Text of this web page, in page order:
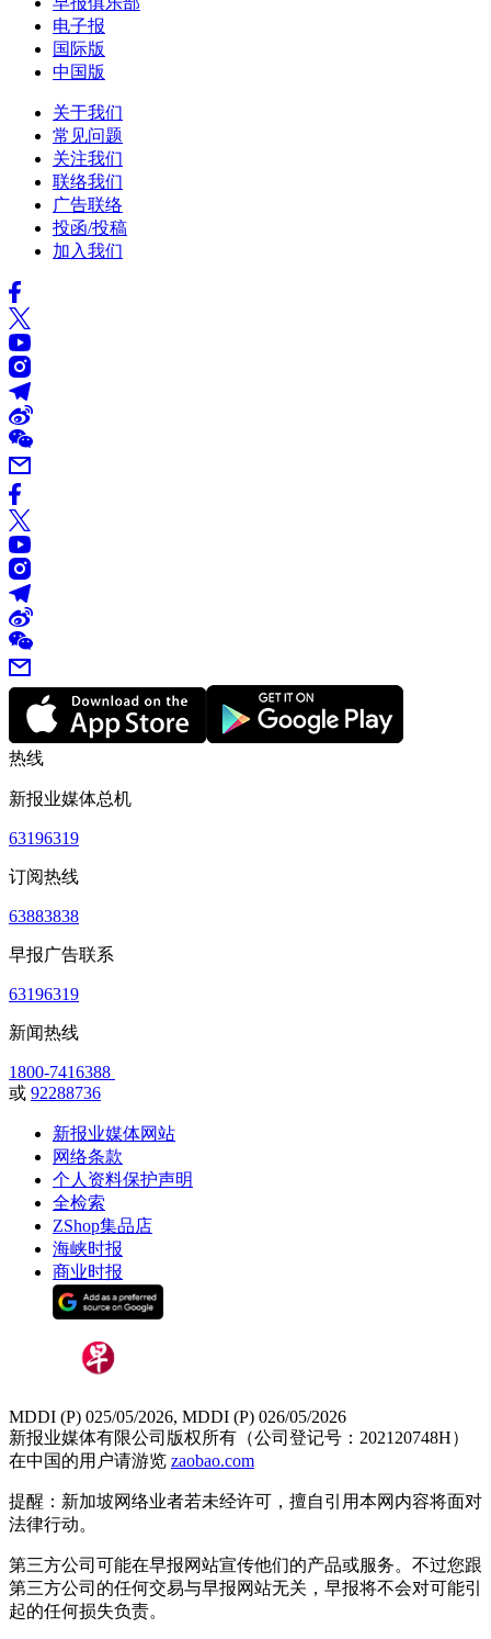
电子报
国际版
中国版
关于我们
常见问题
关注我们
联络我们
广告联络
投函/投稿
加入我们
热线
新报业媒体总机
63196319
订阅热线
63883838
早报广告联系
63196319
新闻热线
1800-7416388
或 92288736
新报业媒体网站
网络条款
个人资料保护声明
全检索
ZShop集品店
海峡时报
商业时报
MDDI (P) 025/05/2026, MDDI (P) 026/05/2026
新报业媒体有限公司版权所有（公司登记号：202120748H）
在中国的用户请游览 zaobao.com
提醒：新加坡网络业者若未经许可，擅自引用本网内容将面对
法律行动。
第三方公司可能在早报网站宣传他们的产品或服务。不过您跟
第三方公司的任何交易与早报网站无关，早报将不会对可能引
起的任何损失负责。